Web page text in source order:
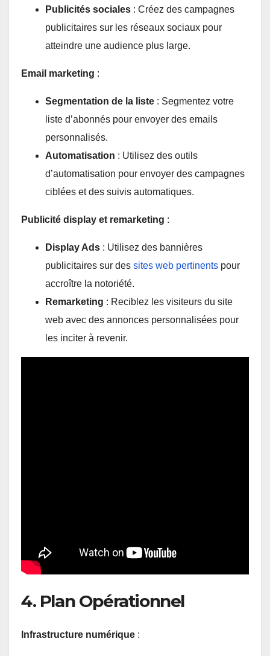
Publicités sociales : Créez des campagnes
publicitaires sur les réseaux sociaux pour
atteindre une audience plus large.
Email marketing :
Segmentation de la liste : Segmentez votre
liste d’abonnés pour envoyer des emails
personnalisés.
Automatisation : Utilisez des outils
d’automatisation pour envoyer des campagnes
ciblées et des suivis automatiques.
Publicité display et remarketing :
Display Ads : Utilisez des bannières
publicitaires sur des sites web pertinents pour
accroître la notoriété.
Remarketing : Reciblez les visiteurs du site
web avec des annonces personnalisées pour
les inciter à revenir.
4. Plan Opérationnel
Infrastructure numérique :